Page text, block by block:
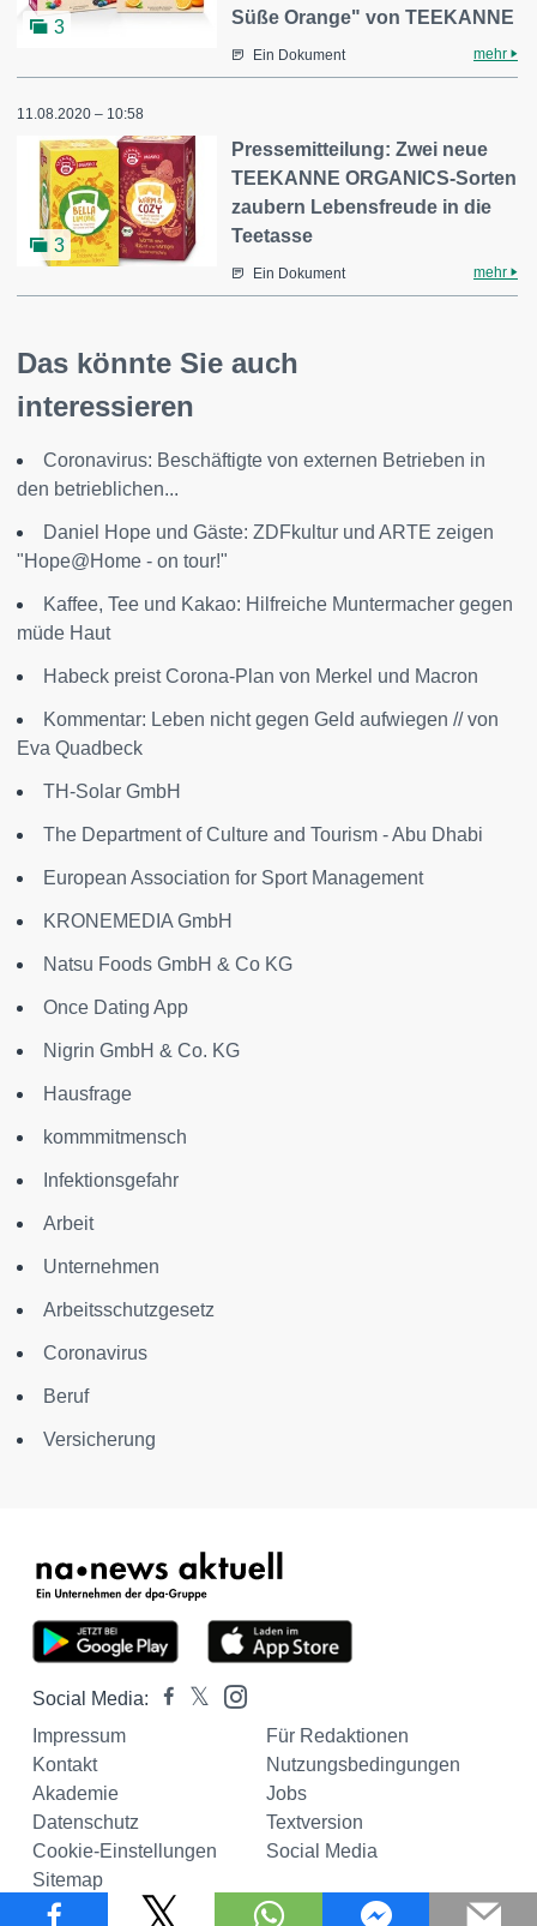
3
Süße Orange" von TEEKANNE
Ein Dokument mehr
11.08.2020 – 10:58
3
Pressemitteilung: Zwei neue
TEEKANNE ORGANICS-Sorten
zaubern Lebensfreude in die
Teetasse
Ein Dokument mehr
Das könnte Sie auch
interessieren
Coronavirus: Beschäftigte von externen Betrieben in
den betrieblichen...
Daniel Hope und Gäste: ZDFkultur und ARTE zeigen
"Hope@Home - on tour!"
Kaffee, Tee und Kakao: Hilfreiche Muntermacher gegen
müde Haut
Habeck preist Corona-Plan von Merkel und Macron
Kommentar: Leben nicht gegen Geld aufwiegen // von
Eva Quadbeck
TH-Solar GmbH
The Department of Culture and Tourism - Abu Dhabi
European Association for Sport Management
KRONEMEDIA GmbH
Natsu Foods GmbH & Co KG
Once Dating App
Nigrin GmbH & Co. KG
Hausfrage
kommmitmensch
Infektionsgefahr
Arbeit
Unternehmen
Arbeitsschutzgesetz
Coronavirus
Beruf
Versicherung
Social Media:
Impressum
Für Redaktionen
Kontakt
Nutzungsbedingungen
Akademie
Jobs
Datenschutz
Textversion
Cookie-Einstellungen
Social Media
Sitemap